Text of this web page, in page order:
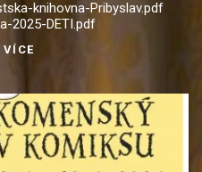
knihovna-Pribyslav.pdf
2025-DETI.pdf
VÍCE